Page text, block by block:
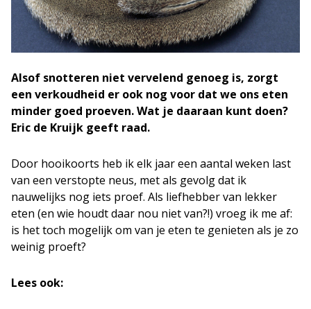
Alsof snotteren niet vervelend genoeg is, zorgt
een verkoudheid er ook nog voor dat we ons eten
minder goed proeven. Wat je daaraan kunt doen?
Eric de Kruijk geeft raad.
Door hooikoorts heb ik elk jaar een aantal weken last
van een verstopte neus, met als gevolg dat ik
nauwelijks nog iets proef. Als liefhebber van lekker
eten (en wie houdt daar nou niet van?!) vroeg ik me af:
is het toch mogelijk om van je eten te genieten als je zo
weinig proeft?
Lees ook: